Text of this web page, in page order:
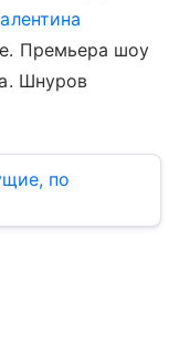
Премьера шоу
Шнуров
по